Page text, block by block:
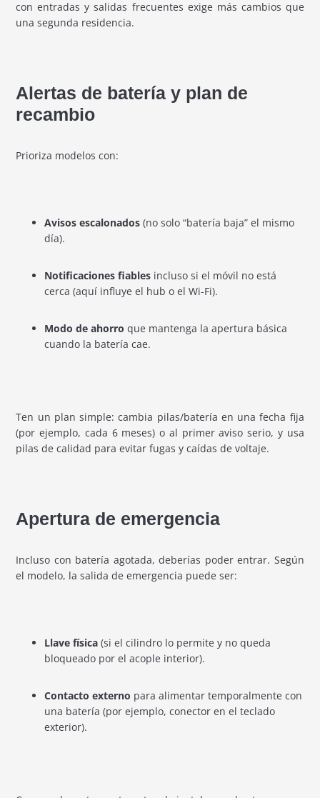
con entradas y salidas frecuentes exige más cambios que
una segunda residencia.
Alertas de batería y plan de
recambio
Prioriza modelos con:
Avisos escalonados (no solo “batería baja” el mismo
día).
Notificaciones fiables incluso si el móvil no está
cerca (aquí influye el hub o el Wi-Fi).
Modo de ahorro que mantenga la apertura básica
cuando la batería cae.
Ten un plan simple: cambia pilas/batería en una fecha fija
(por ejemplo, cada 6 meses) o al primer aviso serio, y usa
pilas de calidad para evitar fugas y caídas de voltaje.
Apertura de emergencia
Incluso con batería agotada, deberías poder entrar. Según
el modelo, la salida de emergencia puede ser:
Llave física (si el cilindro lo permite y no queda
bloqueado por el acople interior).
Contacto externo para alimentar temporalmente con
una batería (por ejemplo, conector en el teclado
exterior).